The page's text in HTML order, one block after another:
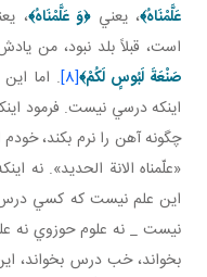
عَلَّمْنَاهُ﴾، يعني﴿وَ عَلَّمْنَاهُ﴾،
است، قبلاً بلد نبود، من
صَنْعَةَ لَبُوسٍ لَكُمْ﴾[8] . اما
اينکه درسي نيست. فرمود
چگونه آهن را نرم بکند،
«علّمناه الانة الحديد». نه
اين علم نيست که کسي درس
نيست _ نه علوم حوزوي نه
بخواند، خب درس بخواند،